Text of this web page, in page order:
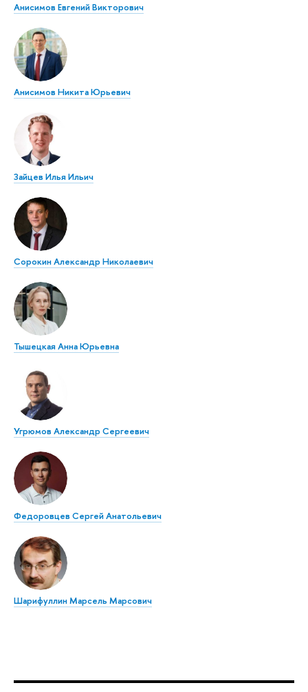
Анисимов Евгений Викторович
Анисимов Никита Юрьевич
Зайцев Илья Ильич
Сорокин Александр Николаевич
Тышецкая Анна Юрьевна
Угрюмов Александр Сергеевич
Федоровцев Сергей Анатольевич
Шарифуллин Марсель Марсович